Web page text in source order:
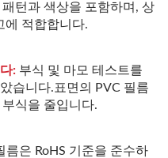
턴과 색상을 포함하며, 상
에 적합합니다.
: 부식 및 마모 테스트를
습니다.표면의 PVC 필름
식을 줄입니다.
름은 RoHS 기준을 준수하